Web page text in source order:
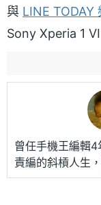
與 LINE TODAY
Sony Xperia 1
曾任手機王編輯
責編的斜槓人生